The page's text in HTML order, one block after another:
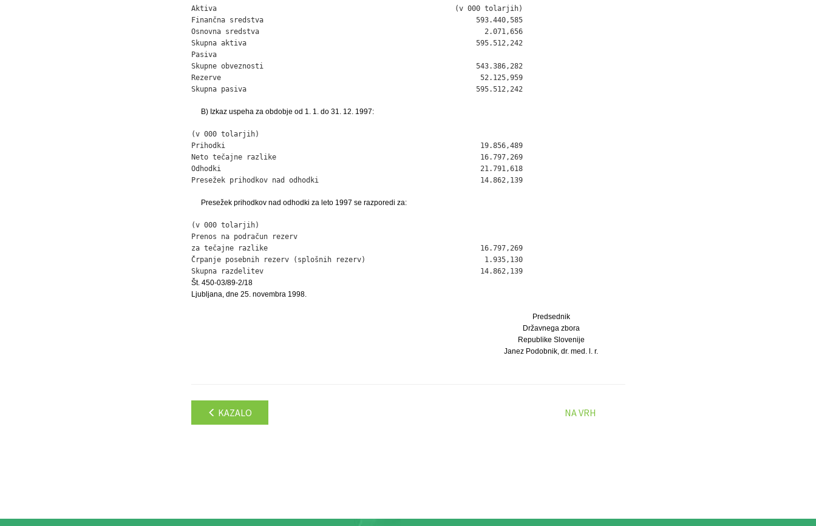
Aktiva                                                        (v 000 tolarjih)
Finančna sredstva                                                  593.440,585
Osnovna sredstva                                                     2.071,656
Skupna aktiva                                                      595.512,242
Pasiva
Skupne obveznosti                                                  543.386,282
Rezerve                                                             52.125,959
Skupna pasiva                                                      595.512,242
B) Izkaz uspeha za obdobje od 1. 1. do 31. 12. 1997:
(v 000 tolarjih)
Prihodki                                                            19.856,489
Neto tečajne razlike                                                16.797,269
Odhodki                                                             21.791,618
Presežek prihodkov nad odhodki                                      14.862,139
Presežek prihodkov nad odhodki za leto 1997 se razporedi za:
(v 000 tolarjih)
Prenos na podračun rezerv
za tečajne razlike                                                  16.797,269
Črpanje posebnih rezerv (splošnih rezerv)                            1.935,130
Skupna razdelitev                                                   14.862,139
Št. 450-03/89-2/18
Ljubljana, dne 25. novembra 1998.
Predsednik
Državnega zbora
Republike Slovenije
Janez Podobnik, dr. med. l. r.
KAZALO NA VRH